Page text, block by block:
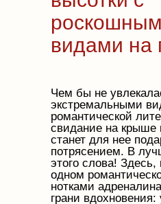
Чем бы не
экстремальными
романтической
свидание на крыше
станет для нее
потрясением. В
этого слова!
одном
нотками
грани вдохновения:
видами на